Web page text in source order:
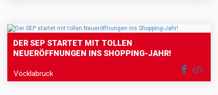
DER SEP STARTET MIT TOLLEN
NEUERÖFFNUNGEN INS SHOPPING-JAHR!
Vöcklabruck